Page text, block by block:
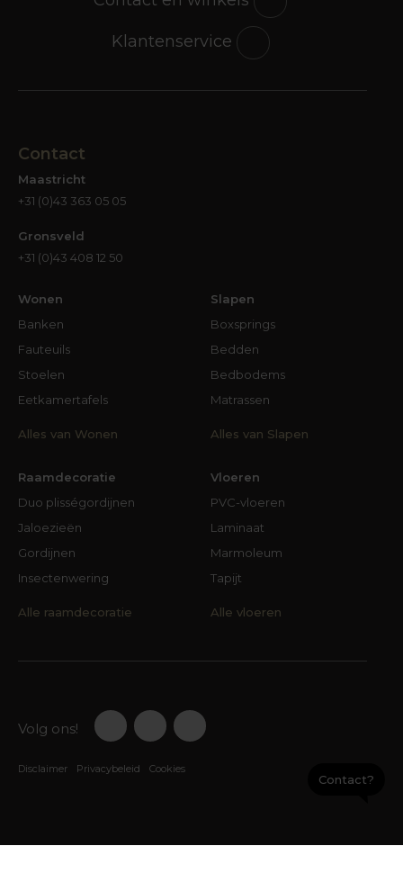
Klantenservice
Contact
Maastricht
+31 (0)43 363 05 05
Gronsveld
+31 (0)43 408 12 50
Wonen
Banken
Fauteuils
Stoelen
Eetkamertafels
Alles van Wonen
Slapen
Boxsprings
Bedden
Bedbodems
Matrassen
Alles van Slapen
Raamdecoratie
Duo plisségordijnen
Jaloezieën
Gordijnen
Insectenwering
Alle raamdecoratie
Vloeren
PVC-vloeren
Laminaat
Marmoleum
Tapijt
Alle vloeren
Volg ons!
Disclaimer Privacybeleid Cookies
Contact?